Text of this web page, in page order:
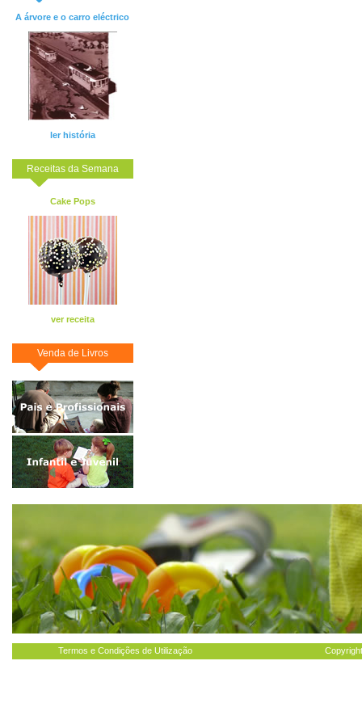
A árvore e o carro eléctrico
ler história
Receitas da Semana
Cake Pops
ver receita
Venda de Livros
Termos e Condições de Utilização